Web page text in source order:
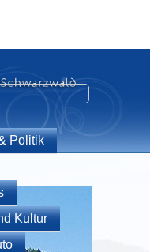
Politik
Kultur